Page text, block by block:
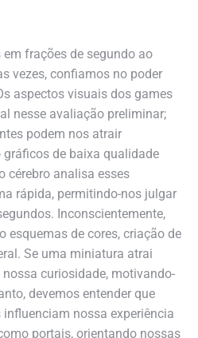
frações de segundo ao
vezes, confiamos no poder
aspectos visuais dos games
nesse avaliação preliminar;
podem nos atrair
de baixa qualidade
cérebro analisa esses
rápida, permitindo-nos julgar
Inconscientemente,
esquemas de cores, criação de
Se uma miniatura atrai
nossa curiosidade, motivando-
devemos entender que
nossa experiência
portais, orientando nossas